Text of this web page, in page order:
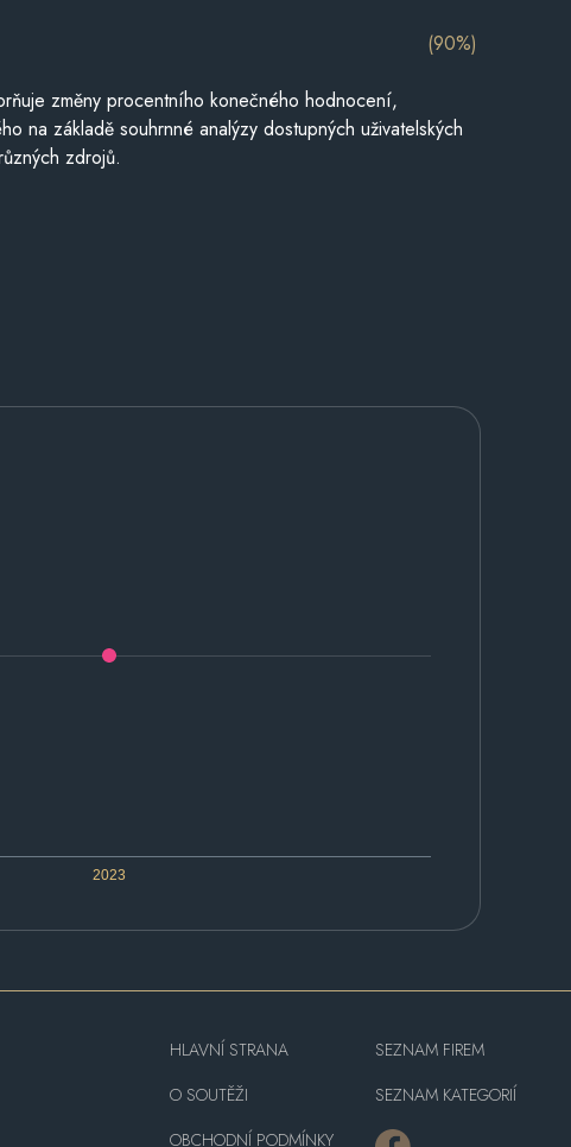
(90%)
změny procentního konečného hodnocení,
na základě souhrnné analýzy dostupných uživatelských
zdrojů.
2023
HLAVNÍ STRANA
O SOUTĚŽI
OBCHODNÍ PODMÍNKY
SEZNAM FIREM
SEZNAM KATEGORIÍ